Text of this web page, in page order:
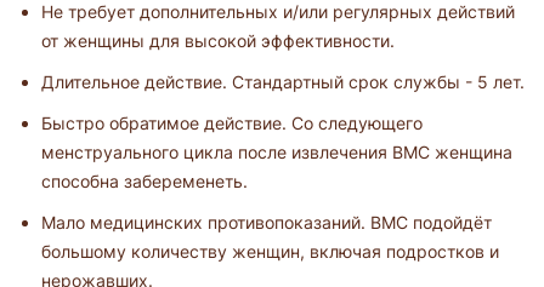
Не требует дополнительных и/или регулярных действий
от женщины для высокой эффективности.
Длительное действие. Стандартный срок службы - 5 лет.
Быстро обратимое действие. Со следующего
менструального цикла после извлечения ВМС женщина
способна забеременеть.
Мало медицинских противопоказаний. ВМС подойдёт
большому количеству женщин, включая подростков и
нерожавших.